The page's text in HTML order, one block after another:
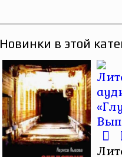
Новинки в этой